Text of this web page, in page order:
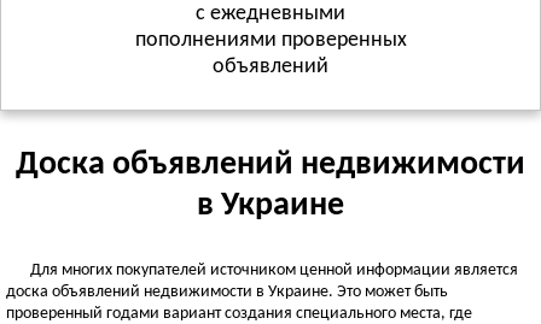
ЧЕРКАССКАЯ ОБЛАСТЬ
ЧЕРНИГОВСКАЯ ОБЛАСТЬ
Бахмач
Смотреть всё
с ежедневными
пополнениями проверенных
объявлений
Доска объявлений недвижимости
в Украине
Для многих покупателей источником ценной информации является
доска объявлений недвижимости в Украине. Это может быть
проверенный годами вариант создания специального места, где